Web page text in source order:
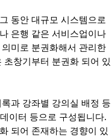
동안 대규모 시스템으로
은행 같은 서비스업이나
미로 분권화해서 관리한
창기부터 분권화 되어 있
과 강좌별 강의실 배정 등
이터 등으로 구성됩니다.
되어 존재하는 경향이 있